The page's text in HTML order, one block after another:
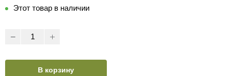
Этот товар в наличии
В корзину